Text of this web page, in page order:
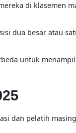
di klasemen
dua besar atau
untuk
dan pelatih